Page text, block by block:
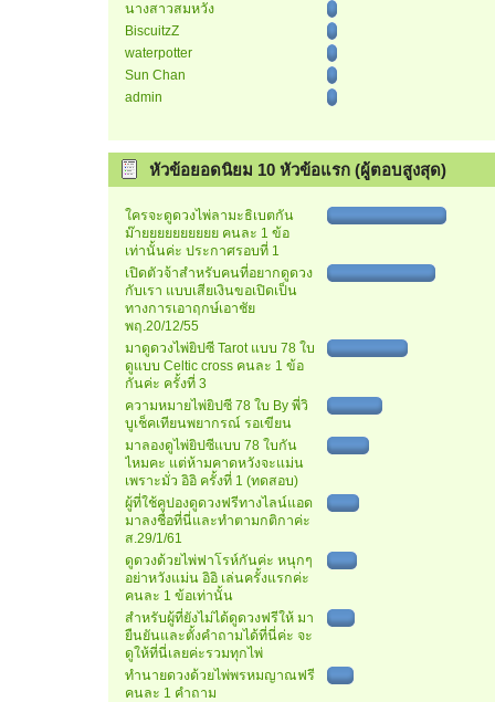
นางสาวสมหวัง
BiscuitzZ
waterpotter
Sun Chan
admin
หัวข้อยอดนิยม 10 หัวข้อแรก (ผู้ตอบสูงสุด)
ใครจะดูดวงไพ่ลามะธิเบตกัน
ม๊ายยยยยยยยยย คนละ 1 ข้อ
เท่านั้นค่ะ ประกาศรอบที่ 1
เปิดตัวจ้าสำหรับคนที่อยากดูดวง
กับเรา แบบเสียเงินขอเปิดเป็น
ทางการเอาฤกษ์เอาชัย
พฤ.20/12/55
มาดูดวงไพ่ยิปซี Tarot แบบ 78 ใบ
ดูแบบ Celtic cross คนละ 1 ข้อ
กันค่ะ ครั้งที่ 3
ความหมายไพ่ยิปซี 78 ใบ By พี่วิ
บูเช็คเทียนพยากรณ์ รอเขียน
มาลองดูไพ่ยิปซีแบบ 78 ใบกัน
ไหมคะ แต่ห้ามคาดหวังจะแม่น
เพราะมั่ว อิอิ ครั้งที่ 1 (ทดสอบ)
ผู้ที่ใช้คูปองดูดวงฟรีทางไลน์แอด
มาลงชื่อที่นี่และทำตามกติกาค่ะ
ส.29/1/61
ดูดวงด้วยไพ่ฟาโรห์กันค่ะ หนุกๆ
อย่าหวังแม่น อิอิ เล่นครั้งแรกค่ะ
คนละ 1 ข้อเท่านั้น
สำหรับผู้ที่ยังไม่ได้ดูดวงฟรีให้ มา
ยืนยันและตั้งคำถามได้ที่นี่ค่ะ จะ
ดูให้ที่นี่เลยค่ะรวมทุกไพ่
ทำนายดวงด้วยไพ่พรหมญาณฟรี
คนละ 1 คำถาม